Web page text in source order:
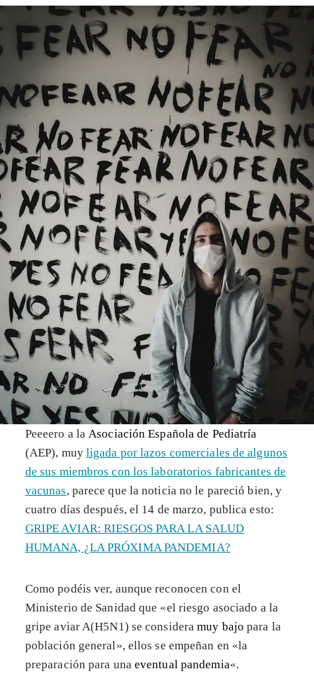
Peeeero a laAsociación Española de Pediatría
(AEP), muy ligada por lazos comerciales de algunos
de sus miembros con los laboratorios fabricantes de
vacunas, parece que la noticia no le pareció bien, y
cuatro días después, el 14 de marzo, publica esto:
GRIPE AVIAR: RIESGOS PARA LA SALUD
HUMANA, ¿LA PRÓXIMA PANDEMIA?
Como podéis ver, aunque reconocen con el
Ministerio de Sanidad que «el riesgo asociado a la
gripe aviar A(H5N1) se consideramuy bajo para la
población general», ellos se empeñan en «la
preparación para una eventual pandemia«.